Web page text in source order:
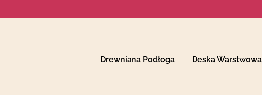
Drewniana Podłoga Deska Warstwowa